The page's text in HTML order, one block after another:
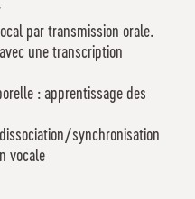
par transmission orale.
une transcription
: apprentissage des
synchronisation
vocale